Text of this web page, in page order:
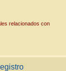
relacionados con